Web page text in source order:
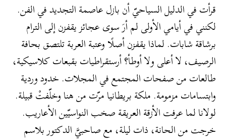
قرأت في الدليل السياحيّ أن بازل عاصمة التجديد في الفن.
لكنني في أيامي الأولى لم أرَ سوى عجائز يقفزن إلى الترام
برشاقة شابات. لماذا يقفزن أصلًا وعتبة العربة تلتصق بحافة
الرصيف، لا أعلى ولا أوطأ؟ أرستقراطيات بقبعات كلاسيكية،
طالعات من صفحات المجتمع في المجلات. خدود وردية
وابتسامات مزمومة. ملكة بريطانيا مرّت من هنا وخلّفتْ قبيلة.
لولانا لما عرفت الأزقة العريقة صخب النواسيّين الأعاريب.
خرجت من الحانة، ذات ليلة، مع صاحبيَّ الدكتور بلاسم